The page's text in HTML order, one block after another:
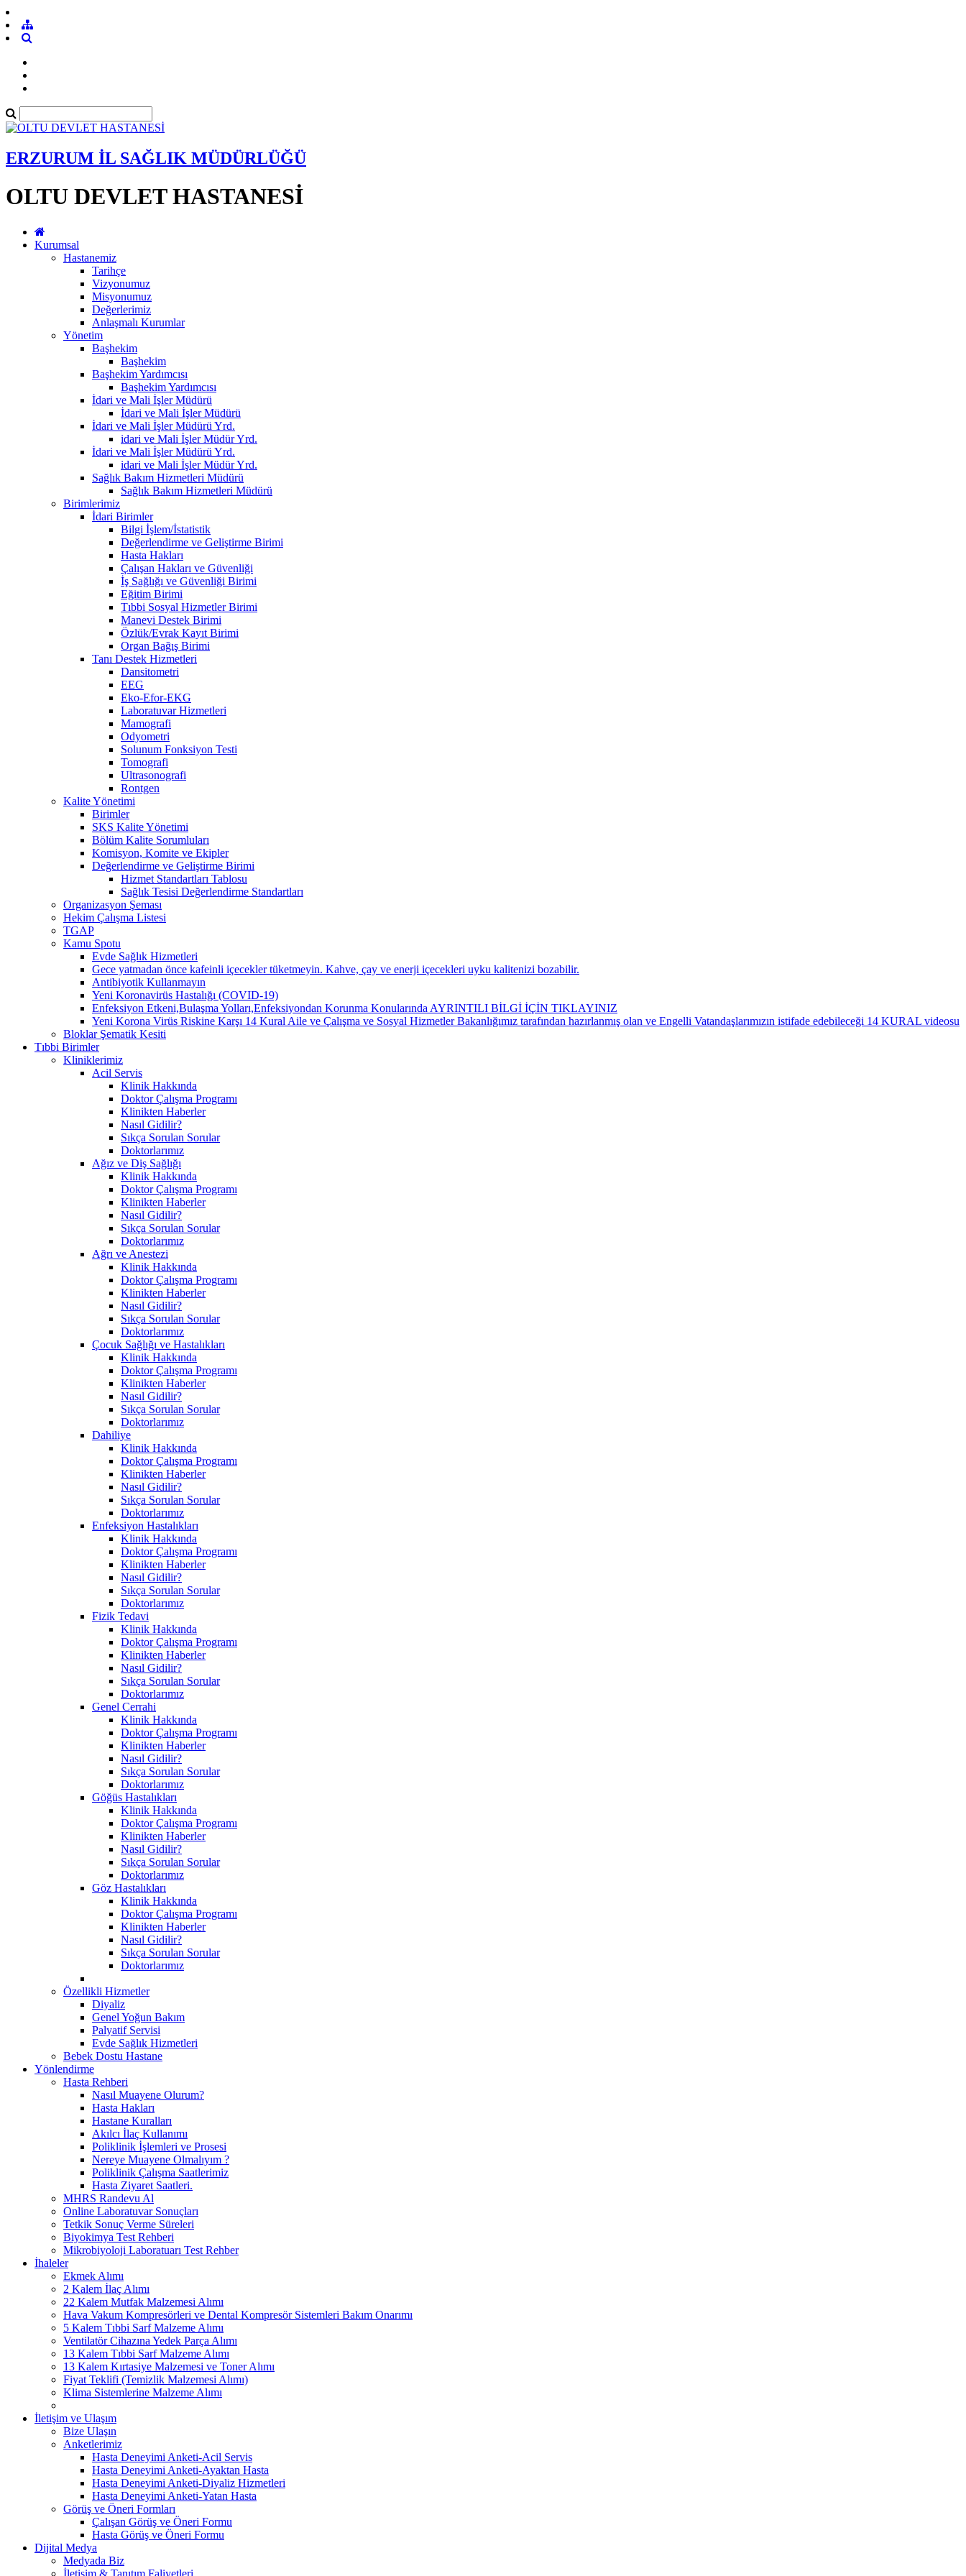
ERZURUM İL SAĞLIK MÜDÜRLÜĞÜ
OLTU DEVLET HASTANESİ
Kurumsal
Hastanemiz
Tarihçe
Vizyonumuz
Misyonumuz
Değerlerimiz
Anlaşmalı Kurumlar
Yönetim
Başhekim
Başhekim
Başhekim Yardımcısı
Başhekim Yardımcısı
İdari ve Mali İşler Müdürü
İdari ve Mali İşler Müdürü
İdari ve Mali İşler Müdürü Yrd.
idari ve Mali İşler Müdür Yrd.
İdari ve Mali İşler Müdürü Yrd.
idari ve Mali İşler Müdür Yrd.
Sağlık Bakım Hizmetleri Müdürü
Sağlık Bakım Hizmetleri Müdürü
Birimlerimiz
İdari Birimler
Bilgi İşlem/İstatistik
Değerlendirme ve Geliştirme Birimi
Hasta Hakları
Çalışan Hakları ve Güvenliği
İş Sağlığı ve Güvenliği Birimi
Eğitim Birimi
Tıbbi Sosyal Hizmetler Birimi
Manevi Destek Birimi
Özlük/Evrak Kayıt Birimi
Organ Bağış Birimi
Tanı Destek Hizmetleri
Dansitometri
EEG
Eko-Efor-EKG
Laboratuvar Hizmetleri
Mamografi
Odyometri
Solunum Fonksiyon Testi
Tomografi
Ultrasonografi
Rontgen
Kalite Yönetimi
Birimler
SKS Kalite Yönetimi
Bölüm Kalite Sorumluları
Komisyon, Komite ve Ekipler
Değerlendirme ve Geliştirme Birimi
Hizmet Standartları Tablosu
Sağlık Tesisi Değerlendirme Standartları
Organizasyon Şeması
Hekim Çalışma Listesi
TGAP
Kamu Spotu
Evde Sağlık Hizmetleri
Gece yatmadan önce kafeinli içecekler tüketmeyin. Kahve, çay ve enerji içecekleri uyku kalitenizi bozabilir.
Antibiyotik Kullanmayın
Yeni Koronavirüs Hastalığı (COVID-19)
Enfeksiyon Etkeni,Bulaşma Yolları,Enfeksiyondan Korunma Konularında AYRINTILI BİLGİ İÇİN TIKLAYINIZ
Yeni Korona Virüs Riskine Karşı 14 Kural Aile ve Çalışma ve Sosyal Hizmetler Bakanlığımız tarafından hazırlanmış olan ve Engelli Vatandaşlarımızın istifade edebileceği 14 KURAL videosu
Bloklar Şematik Kesiti
Tıbbi Birimler
Kliniklerimiz
Acil Servis
Klinik Hakkında
Doktor Çalışma Programı
Klinikten Haberler
Nasıl Gidilir?
Sıkça Sorulan Sorular
Doktorlarımız
Ağız ve Diş Sağlığı
Klinik Hakkında
Doktor Çalışma Programı
Klinikten Haberler
Nasıl Gidilir?
Sıkça Sorulan Sorular
Doktorlarımız
Ağrı ve Anestezi
Klinik Hakkında
Doktor Çalışma Programı
Klinikten Haberler
Nasıl Gidilir?
Sıkça Sorulan Sorular
Doktorlarımız
Çocuk Sağlığı ve Hastalıkları
Klinik Hakkında
Doktor Çalışma Programı
Klinikten Haberler
Nasıl Gidilir?
Sıkça Sorulan Sorular
Doktorlarımız
Dahiliye
Klinik Hakkında
Doktor Çalışma Programı
Klinikten Haberler
Nasıl Gidilir?
Sıkça Sorulan Sorular
Doktorlarımız
Enfeksiyon Hastalıkları
Klinik Hakkında
Doktor Çalışma Programı
Klinikten Haberler
Nasıl Gidilir?
Sıkça Sorulan Sorular
Doktorlarımız
Fizik Tedavi
Klinik Hakkında
Doktor Çalışma Programı
Klinikten Haberler
Nasıl Gidilir?
Sıkça Sorulan Sorular
Doktorlarımız
Genel Cerrahi
Klinik Hakkında
Doktor Çalışma Programı
Klinikten Haberler
Nasıl Gidilir?
Sıkça Sorulan Sorular
Doktorlarımız
Göğüs Hastalıkları
Klinik Hakkında
Doktor Çalışma Programı
Klinikten Haberler
Nasıl Gidilir?
Sıkça Sorulan Sorular
Doktorlarımız
Göz Hastalıkları
Klinik Hakkında
Doktor Çalışma Programı
Klinikten Haberler
Nasıl Gidilir?
Sıkça Sorulan Sorular
Doktorlarımız
Özellikli Hizmetler
Diyaliz
Genel Yoğun Bakım
Palyatif Servisi
Evde Sağlık Hizmetleri
Bebek Dostu Hastane
Yönlendirme
Hasta Rehberi
Nasıl Muayene Olurum?
Hasta Hakları
Hastane Kuralları
Akılcı İlaç Kullanımı
Poliklinik İşlemleri ve Prosesi
Nereye Muayene Olmalıyım ?
Poliklinik Çalışma Saatlerimiz
Hasta Ziyaret Saatleri.
MHRS Randevu Al
Online Laboratuvar Sonuçları
Tetkik Sonuç Verme Süreleri
Biyokimya Test Rehberi
Mikrobiyoloji Laboratuarı Test Rehber
İhaleler
Ekmek Alımı
2 Kalem İlaç Alımı
22 Kalem Mutfak Malzemesi Alımı
Hava Vakum Kompresörleri ve Dental Kompresör Sistemleri Bakım Onarımı
5 Kalem Tıbbi Sarf Malzeme Alımı
Ventilatör Cihazına Yedek Parça Alımı
13 Kalem Tıbbi Sarf Malzeme Alımı
13 Kalem Kırtasiye Malzemesi ve Toner Alımı
Fiyat Teklifi (Temizlik Malzemesi Alımı)
Klima Sistemlerine Malzeme Alımı
İletişim ve Ulaşım
Bize Ulaşın
Anketlerimiz
Hasta Deneyimi Anketi-Acil Servis
Hasta Deneyimi Anketi-Ayaktan Hasta
Hasta Deneyimi Anketi-Diyaliz Hizmetleri
Hasta Deneyimi Anketi-Yatan Hasta
Görüş ve Öneri Formları
Çalışan Görüş ve Öneri Formu
Hasta Görüş ve Öneri Formu
Dijital Medya
Medyada Biz
İletişim & Tanıtım Faliyetleri